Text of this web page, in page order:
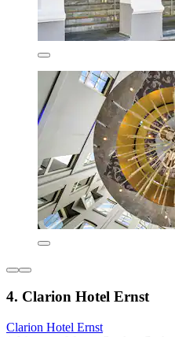
4. Clarion Hotel Ernst
Clarion Hotel Ernst